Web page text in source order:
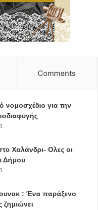
Comments
νομοσχέδιο για την
Χαλάνδρι- Ολες οι
Δήμου
: Ένα παράξενο